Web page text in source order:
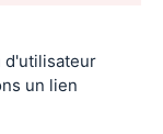
d'utilisateur
un lien